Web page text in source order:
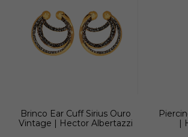
Brinco Ear Cuff Sirius Ouro
Vintage | Hector Albertazzi
|